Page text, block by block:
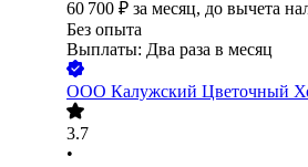
60 700 ₽ за месяц, до вычета
Без опыта
Выплаты: Два раза в месяц
ООО Калужский Цветочный
3.7
•